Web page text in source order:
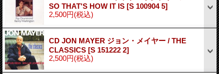
SO THAT'S HOW IT IS [S 100904 5]
2,500円(税込)
CD JON MAYER ジョン・メイヤー / THE
CLASSICS [S 151222 2]
2,500円(税込)